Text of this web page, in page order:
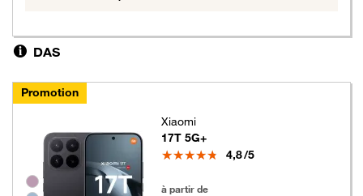
DAS
Promotion
Groupe de couleurs disponibles non sélectionnables
Xiaomi
17T 5G+
Note
4,8/5
à partir de